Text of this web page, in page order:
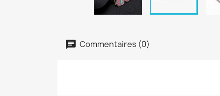
Commentaires (0)